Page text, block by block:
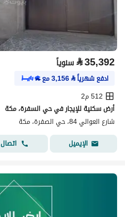
⃁35,392 سنوياً
ادفع شهرياً⃁
3,156مع
512 م2
أرض سكنية للإيجار في حي السفرة، مكة
شارع العوالي 84، حي الصفرة، مكة
الإيميل
اتصال